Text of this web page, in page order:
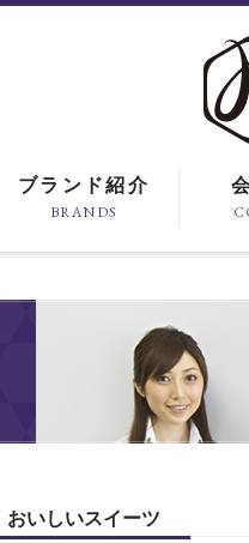
ブランド紹介
BRANDS
いしいスイーツ